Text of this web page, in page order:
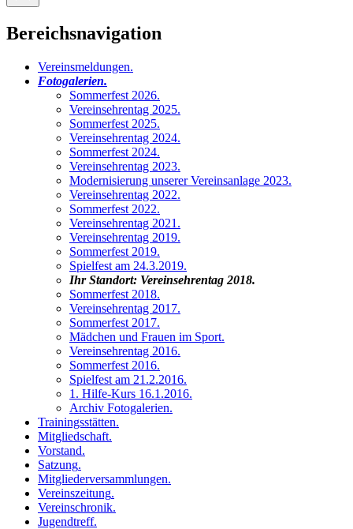
Bereichsnavigation
Vereinsmeldungen.
Fotogalerien.
Sommerfest 2026.
Vereinsehrentag 2025.
Sommerfest 2025.
Vereinsehrentag 2024.
Sommerfest 2024.
Vereinsehrentag 2023.
Modernisierung unserer Vereinsanlage 2023.
Vereinsehrentag 2022.
Sommerfest 2022.
Vereinsehrentag 2021 .
Vereinsehrentag 2019.
Sommerfest 2019.
Spielfest am 24.3.2019.
Ihr Standort: Vereinsehrentag 2018.
Sommerfest 2018.
Vereinsehrentag 2017.
Sommerfest 2017.
Mädchen und Frauen im Sport.
Vereinsehrentag 2016.
Sommerfest 2016.
Spielfest am 21.2.2016.
1. Hilfe-Kurs 16.1.2016.
Archiv Fotogalerien.
Trainingsstätten.
Mitgliedschaft.
Vorstand.
Satzung.
Mitgliederversammlungen.
Vereinszeitung.
Vereinschronik.
Jugendtreff.